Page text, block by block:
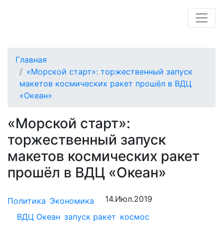
Главная
«Морской старт»: торжественный запуск
макетов космических ракет прошёл в ВДЦ
«Океан»
«Морской старт»:
торжественный запуск
макетов космических ракет
прошёл в ВДЦ «Океан»
Политика Экономика
14.Июл.2019
ВДЦ Океан запуск ракет космос